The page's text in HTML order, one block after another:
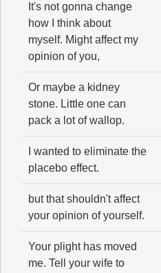
It's not gonna change
how I think about
myself. Might affect my
opinion of you,
Or maybe a kidney
stone. Little one can
pack a lot of wallop.
I wanted to eliminate the
placebo effect.
but that shouldn't affect
your opinion of yourself.
Your plight has moved
me. Tell your wife to